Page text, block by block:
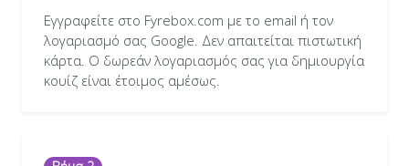
Εγγραφείτε στο Fyrebox.com με το email ή τον
λογαριασμό σας Google. Δεν απαιτείται πιστωτική
κάρτα. Ο δωρεάν λογαριασμός σας για δημιουργία
κουίζ είναι έτοιμος αμέσως.